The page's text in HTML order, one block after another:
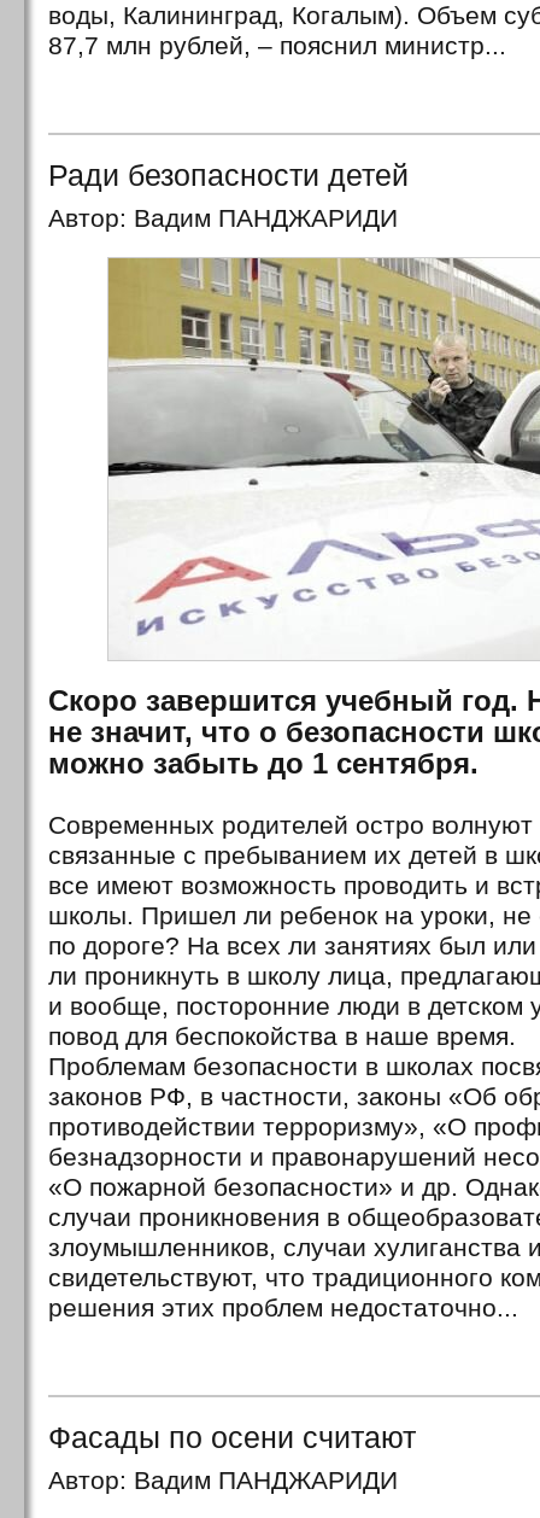
воды, Калининград, Когалым). Объем
87,7 млн рублей, – пояснил министр...
Ради безопасности детей
Автор: Вадим ПАНДЖАРИДИ
Скоро завершится учебный год.
не значит, что о безопасности
можно забыть до 1 сентября.
Современных родителей остро
связанные с пребыванием их детей в
все имеют возможность проводить и
школы. Пришел ли ребенок на уроки, не
по дороге? На всех ли занятиях был
ли проникнуть в школу лица,
и вообще, посторонние люди в детском
повод для беспокойства в наше время.
Проблемам безопасности в школах
законов РФ, в частности, законы «Об
противодействии терроризму», «О
безнадзорности и правонарушений
«О пожарной безопасности» и др.
случаи проникновения в
злоумышленников, случаи хулиганства
свидетельствуют, что традиционного
решения этих проблем недостаточно...
Фасады по осени считают
Автор: Вадим ПАНДЖАРИДИ